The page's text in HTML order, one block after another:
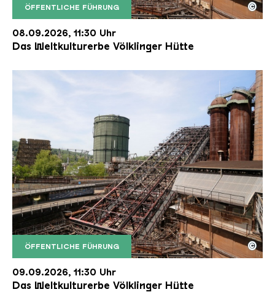
ÖFFENTLICHE FÜHRUNG
Der Erzschrägaufzug der Völklinger Hütte mit
Copyright: Weltkulturerbe Völklinger Hütte | Karl
©
08.09.2026, 11:30 Uhr
Das Weltkulturerbe Völklinger Hütte
ÖFFENTLICHE FÜHRUNG
Der Erzschrägaufzug der Völklinger Hütte mit
Copyright: Weltkulturerbe Völklinger Hütte | Karl
©
09.09.2026, 11:30 Uhr
Das Weltkulturerbe Völklinger Hütte